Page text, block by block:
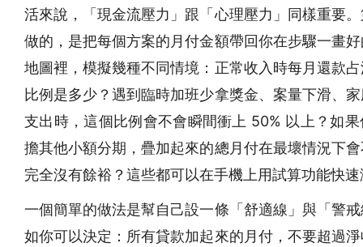
活來說，「現金流壓力」跟「心理壓力」同樣重要
做的，是把每個方案的月付金額帶回你在步驟一畫
地圖裡，模擬幾種不同情境：正常收入時每月還款
比例是多少？遇到臨時加班少拿獎金、案量下滑、
支出時，這個比例會不會瞬間衝上 50% 以上？如
擔其他小額分期，疊加起來的總月付在最壞情況下
完全沒有餘裕？這些都可以在手機上用試算功能快
一個簡單的做法是幫自己設一條「舒適線」與「警
如你可以決定：所有貸款加起來的月付，不要超過